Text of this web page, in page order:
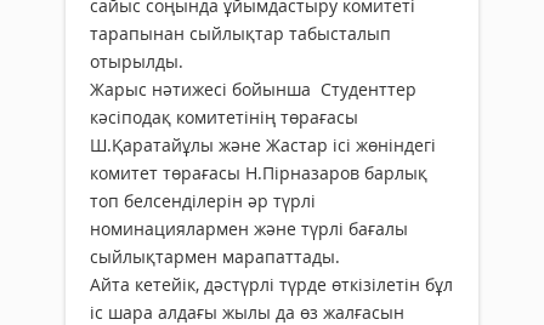
сайыс соңында ұйымдастыру комитеті
тарапынан сыйлықтар табысталып
отырылды.
Жарыс нәтижесі бойынша Студенттер
кәсіподақ комитетінің төрағасы
Ш.Қаратайұлы және Жастар ісі жөніндегі
комитет төрағасы Н.Пірназаров барлық
топ белсенділерін әр түрлі
номинациялармен және түрлі бағалы
сыйлықтармен марапаттады.
Айта кетейік, дәстүрлі түрде өткізілетін бұл
іс шара алдағы жылы да өз жалғасын